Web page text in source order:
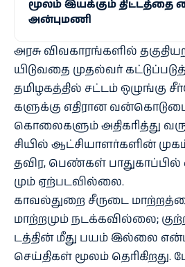
மூலம் இயக்கும் திட்டத்தை
அன்புமணி
அரசு விவ​காரங்​களில்
யிடு​வதை முதல்​வர்
தமிழகத்​தில் சட்​டம் ஒழுங்கு
களுக்கு எதி​ரான
கொலைகளும் அதி​கரித்து
சி​யில் ஆட்​சி​யாளர்​களின்
தவிர, பெண்​கள்
மும் ஏற்​பட​வில்​லை.
காவல்​துறை சீருடை
மாற்​ற​மும் நடக்​க​வில்​லை;
டத்​தின் மீது பயம் இல்லை
செய்​தி​கள் மூலம்